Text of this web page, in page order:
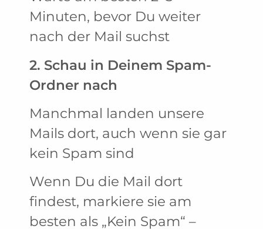
Minuten, bevor Du weiter
nach der Mail suchst
2. Schau in Deinem Spam-
Ordner nach
Manchmal landen unsere
Mails dort, auch wenn sie gar
kein Spam sind
Wenn Du die Mail dort
findest, markiere sie am
besten als „Kein Spam“ –